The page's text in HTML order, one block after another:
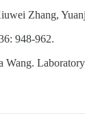
Zhang,
948-962.